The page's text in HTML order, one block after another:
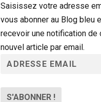
Saisissez votre adresse
vous abonner au Blog bleu
recevoir une notification de
nouvel article par email.
r